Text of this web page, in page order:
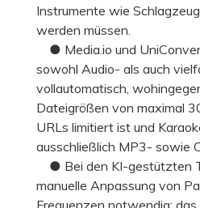
Instrumente wie
werden müssen.
● Media.io und
sowohl Audio- als auch
vollautomatisch,
Dateigrößen von maximal
URLs limitiert ist und
ausschließlich MP3- sowie
● Bei den KI-gestützten
manuelle Anpassung von
Frequenzen notwendig;